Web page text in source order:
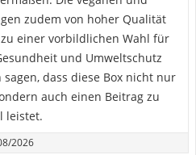
zudem von hoher Qualität
einer vorbildlichen Wahl für
und Umweltschutz
dass diese Box nicht nur
auch einen Beitrag zu
leistet.
2026